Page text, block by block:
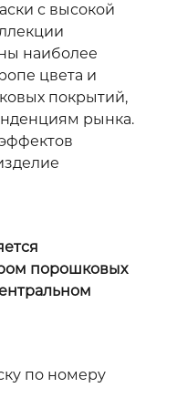
с высокой
наиболее
цвета и
покрытий,
рынка.
порошковых
по номеру